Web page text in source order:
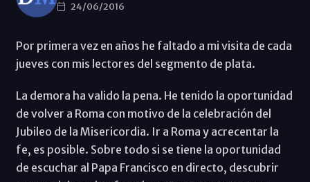
24/06/2016
Por primera vez en años he faltado a mi visita de cada
jueves con mis lectores del segmento de plata.
La demora ha valido la pena. He tenido la oportunidad
de volver a Roma con motivo de la celebración del
Jubileo de la Misericordia. Ir a Roma y acrecentar la
fe, es posible. Sobre todo si se tiene la oportunidad
de escuchar al Papa Francisco en directo, descubrir